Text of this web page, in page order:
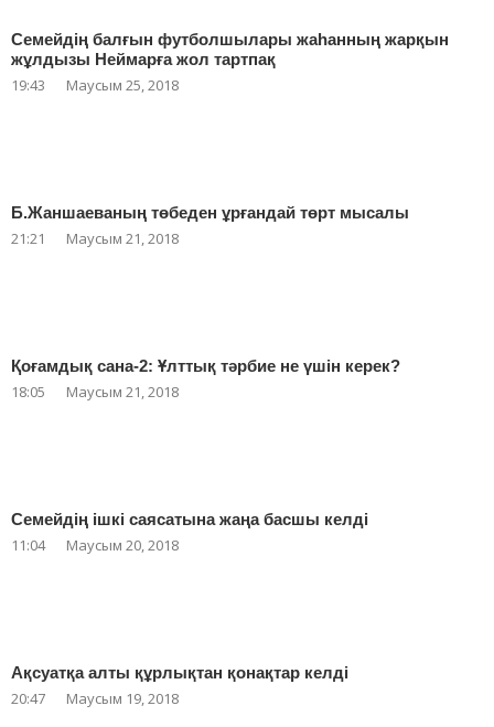
Семейдің балғын футболшылары жаһанның жарқын
жұлдызы Неймарға жол тартпақ
19:43 Маусым 25, 2018
Б.Жаншаеваның төбеден ұрғандай төрт мысалы
21:21 Маусым 21, 2018
Қоғамдық сана-2: Ұлттық тәрбие не үшін керек?
18:05 Маусым 21, 2018
Семейдің ішкі саясатына жаңа басшы келді
11:04 Маусым 20, 2018
Ақсуатқа алты құрлықтан қонақтар келді
20:47 Маусым 19, 2018